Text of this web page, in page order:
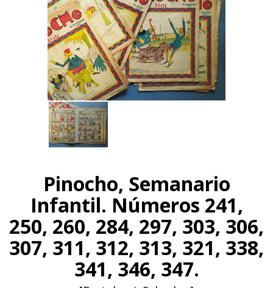
Pinocho, Semanario
Infantil. Números 241,
250, 260, 284, 297, 303, 306,
307, 311, 312, 313, 321, 338,
341, 346, 347.